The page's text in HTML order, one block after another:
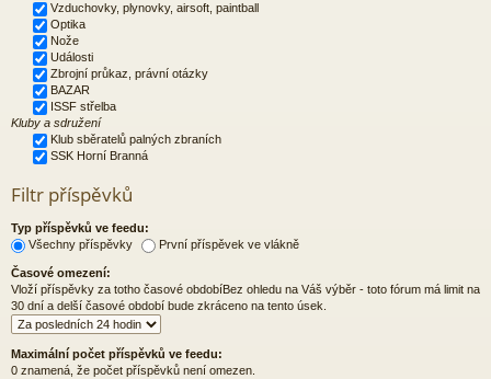
Vzduchovky, plynovky, airsoft, paintball
Optika
Nože
Události
Zbrojní průkaz, právní otázky
BAZAR
ISSF střelba
Kluby a sdružení
Klub sběratelů palných zbraních
SSK Horní Branná
Filtr příspěvků
Typ příspěvků ve feedu:
Všechny příspěvky
První příspěvek ve vlákně
Časové omezení:
Vloží příspěvky za totho časové obdobíBez ohledu na Váš výběr - toto fórum má limit na
30 dní a delší časové období bude zkráceno na tento úsek.
Maximální počet příspěvků ve feedu:
0 znamená, že počet příspěvků není omezen.